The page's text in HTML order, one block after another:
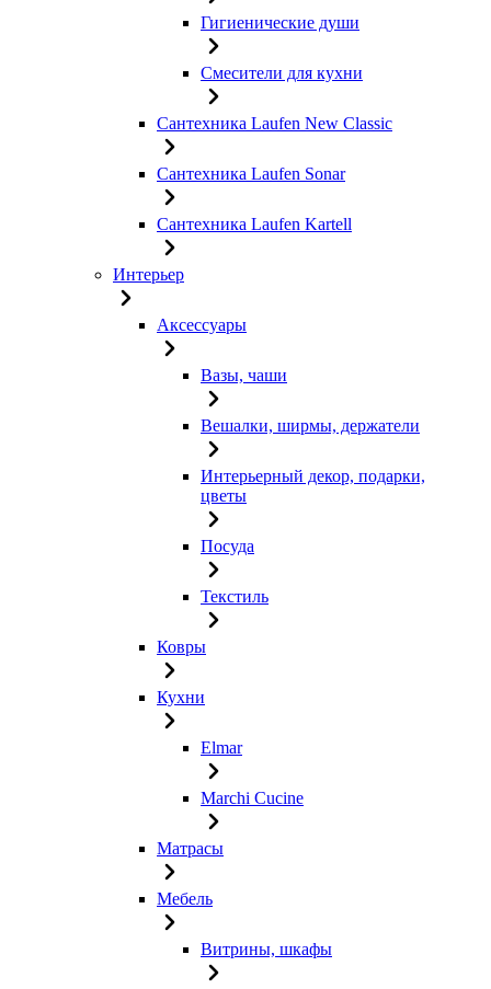
Гигиенические души
Смесители для кухни
Сантехника Laufen New Classic
Сантехника Laufen Sonar
Сантехника Laufen Kartell
Интерьер
Аксессуары
Вазы, чаши
Вешалки, ширмы, держатели
Интерьерный декор, подарки,
цветы
Посуда
Текстиль
Ковры
Кухни
Elmar
Marchi Cucine
Матрасы
Мебель
Витрины, шкафы